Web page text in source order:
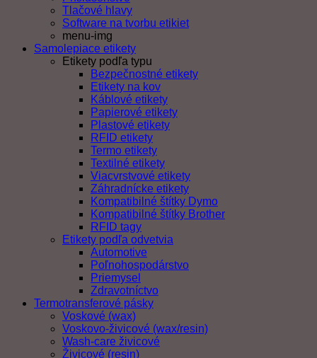
Tlačové hlavy
Software na tvorbu etikiet
menu-img
Samolepiace etikety
Etikety podľa typu
Bezpečnostné etikety
Etikety na kov
Káblové etikety
Papierové etikety
Plastové etikety
RFID etikety
Termo etikety
Textilné etikety
Viacvrstvové etikety
Záhradnícke etikety
Kompatibilné štítky Dymo
Kompatibilné štítky Brother
RFID tagy
Etikety podľa odvetvia
Automotive
Poľnohospodárstvo
Priemysel
Zdravotníctvo
Termotransferové pásky
Voskové (wax)
Voskovo-živicové (wax/resin)
Wash-care živicové
Živicové (resin)